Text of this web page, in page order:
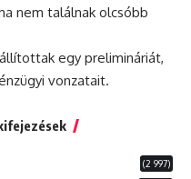
nem találnak olcsóbb
egy prelimináriát,
vonzatait.
(2 997)